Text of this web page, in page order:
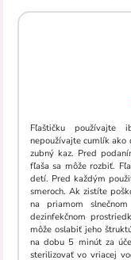
Fľaštičku používajte
nepoužívajte cumlík ako
zubný kaz. Pred
fľaša sa môže rozbiť.
detí. Pred každým
smeroch. Ak zistíte
na priamom
dezinfekčnom
môže oslabiť jeho
na dobu 5 minút za
sterilizovať vo vriacej